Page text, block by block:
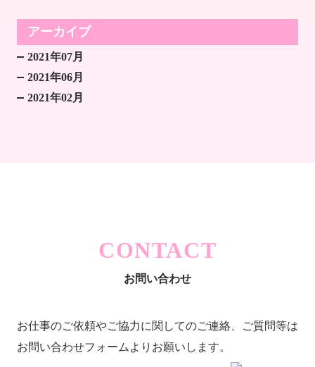
アーカイブ
2021年07月
2021年06月
2021年02月
CONTACT
お問い合わせ
お仕事のご依頼やご協力に関してのご連絡、ご質問等は
お問い合わせフォームよりお願いします。